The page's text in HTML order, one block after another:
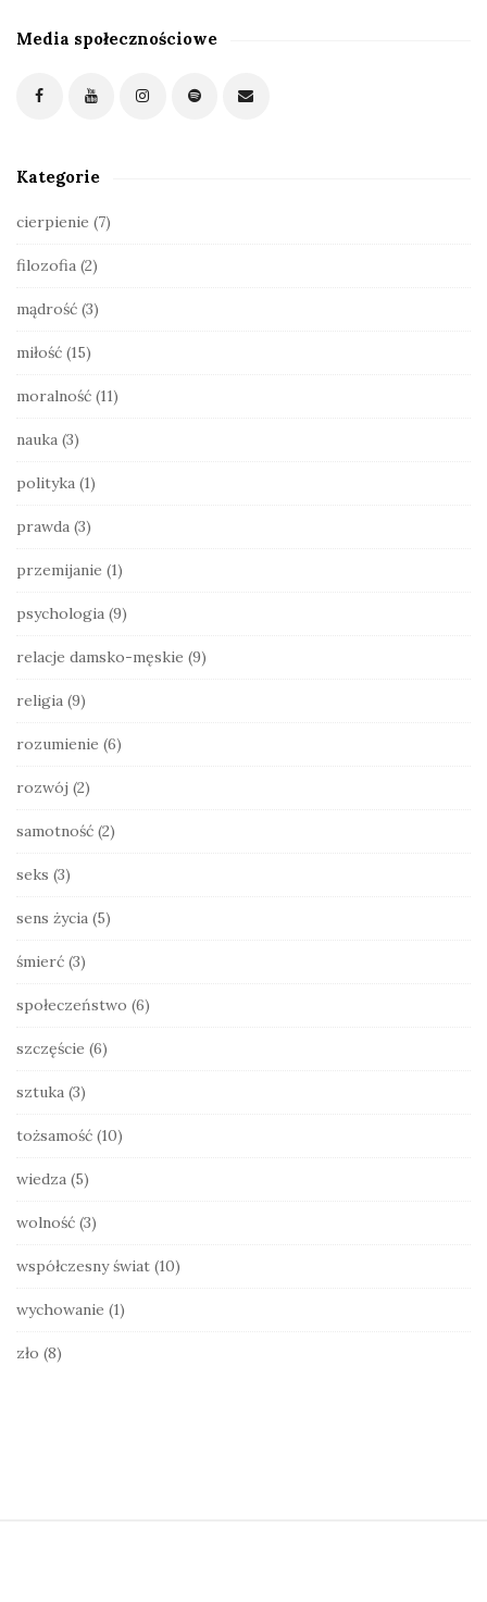
S
i
d
b
a
Media społecznościowe
Kategorie
cierpienie (7)
filozofia (2)
mądrość (3)
miłość (15)
moralność (11)
nauka (3)
polityka (1)
prawda (3)
przemijanie (1)
psychologia (9)
relacje damsko-męskie (9)
religia (9)
rozumienie (6)
rozwój (2)
samotność (2)
seks (3)
sens życia (5)
śmierć (3)
społeczeństwo (6)
szczęście (6)
sztuka (3)
tożsamość (10)
wiedza (5)
wolność (3)
współczesny świat (10)
wychowanie (1)
zło (8)